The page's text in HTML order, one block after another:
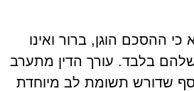
ההסכם הוגן, ברור ואינו
שלהם בלבד. עורך הדין מתערב
נוסף שדורש תשומת לב מיוחדת